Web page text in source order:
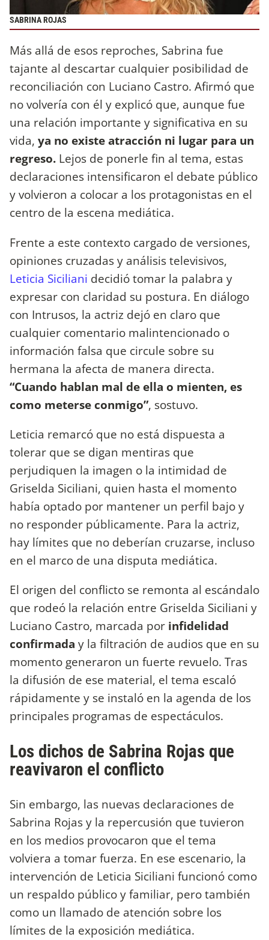
SABRINA ROJAS
Más allá de esos reproches, Sabrina fue
tajante al descartar cualquier posibilidad de
reconciliación con Luciano Castro. Afirmó que
no volvería con él y explicó que, aunque fue
una relación importante y significativa en su
vida, ya no existe atracción ni lugar para un
regreso. Lejos de ponerle fin al tema, estas
declaraciones intensificaron el debate público
y volvieron a colocar a los protagonistas en el
centro de la escena mediática.
Frente a este contexto cargado de versiones,
opiniones cruzadas y análisis televisivos,
Leticia Siciliani decidió tomar la palabra y
expresar con claridad su postura. En diálogo
con Intrusos, la actriz dejó en claro que
cualquier comentario malintencionado o
información falsa que circule sobre su
hermana la afecta de manera directa.
“Cuando hablan mal de ella o mienten, es
como meterse conmigo”, sostuvo.
Leticia remarcó que no está dispuesta a
tolerar que se digan mentiras que
perjudiquen la imagen o la intimidad de
Griselda Siciliani, quien hasta el momento
había optado por mantener un perfil bajo y
no responder públicamente. Para la actriz,
hay límites que no deberían cruzarse, incluso
en el marco de una disputa mediática.
El origen del conflicto se remonta al escándalo
que rodeó la relación entre Griselda Siciliani y
Luciano Castro, marcada por infidelidad
confirmada y la filtración de audios que en su
momento generaron un fuerte revuelo. Tras
la difusión de ese material, el tema escaló
rápidamente y se instaló en la agenda de los
principales programas de espectáculos.
Los dichos de Sabrina Rojas que
reavivaron el conflicto
Sin embargo, las nuevas declaraciones de
Sabrina Rojas y la repercusión que tuvieron
en los medios provocaron que el tema
volviera a tomar fuerza. En ese escenario, la
intervención de Leticia Siciliani funcionó como
un respaldo público y familiar, pero también
como un llamado de atención sobre los
límites de la exposición mediática.